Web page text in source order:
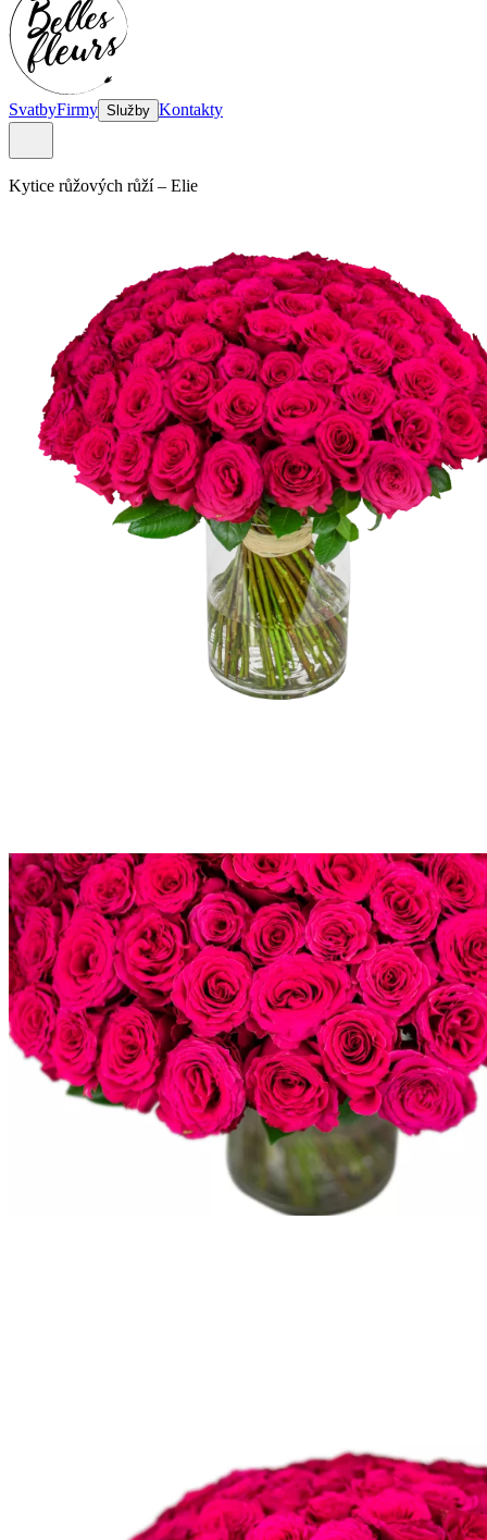
SvatbyFirmy Služby Kontakty
kytice růžových růží– Elie